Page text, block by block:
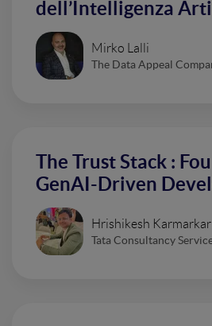
dell’Intelligenza
Mirko Lalli
The Data Appeal
The Trust Stack :
GenAI-Driven
Hrishikesh Karmarkar
Tata Consultancy